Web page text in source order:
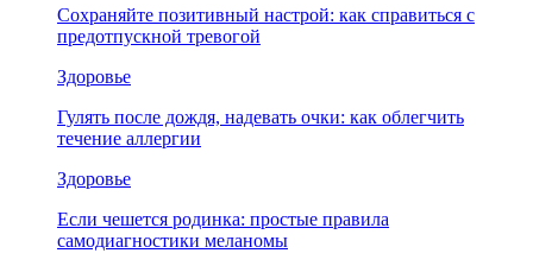
Сохраняйте позитивный настрой: как справиться с
предотпускной тревогой
Здоровье
Гулять после дождя, надевать очки: как облегчить
течение аллергии
Здоровье
Если чешется родинка: простые правила
самодиагностики меланомы